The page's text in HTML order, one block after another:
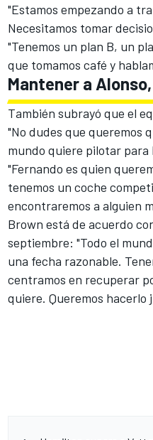
"Estamos empezando a
Necesitamos tomar
"Tenemos un plan B, un
que tomamos café y
Mantener a
También subrayó que el
"No dudes que queremos
mundo quiere pilotar para
"Fernando es quien
tenemos un coche
encontraremos a alguien
Brown está de acuerdo
septiembre: "Todo el
una fecha razonable.
centramos en recuperar
quiere. Queremos hacerlo